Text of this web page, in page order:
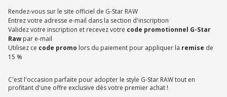
Rendez-vous sur le site officiel de G-Star RAW
Entrez votre adresse e-mail dans la section d'inscription
Validez votre inscription et recevez votre code promotionnel G-Star
Raw par e-mail
Utilisez ce code promo lors du paiement pour appliquer la remise de
15 %
C'est l'occasion parfaite pour adopter le style G-Star RAW tout en
profitant d'une offre exclusive dès votre premier achat !